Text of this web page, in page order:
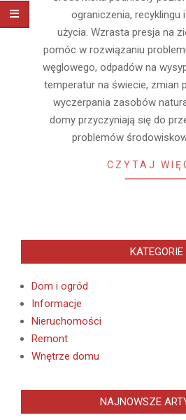
ograniczenia, recyklingu
użycia. Wzrasta presja na
pomóc w rozwiązaniu
węglowego, odpadów na
temperatur na świecie, zmian
wyczerpania zasobów
domy przyczyniają się do
problemów
CZYTAJ
KATEGORIE
Dom i ogród
Informacje
Nieruchomości
Remont
Wnętrze domu
NAJNOWSZE